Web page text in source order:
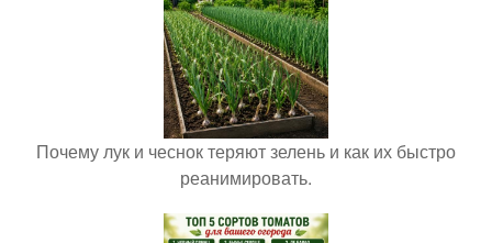
Почему лук и чеснок теряют зелень и как их быстро
реанимировать.